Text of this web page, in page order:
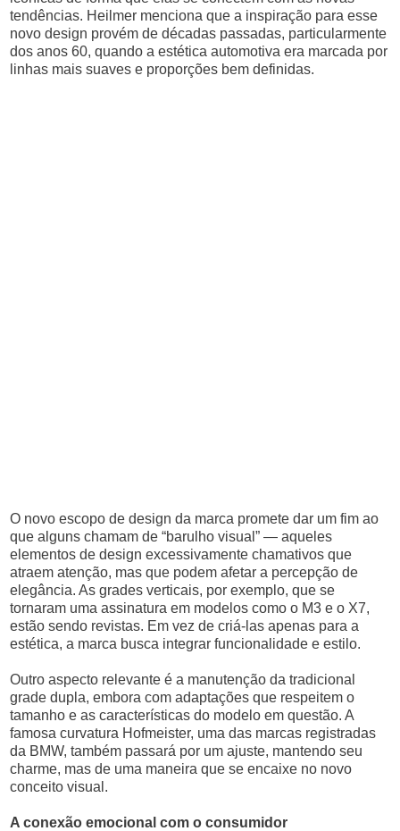
tendências. Heilmer menciona que a inspiração para esse
novo design provém de décadas passadas, particularmente
dos anos 60, quando a estética automotiva era marcada por
linhas mais suaves e proporções bem definidas.
O novo escopo de design da marca promete dar um fim ao
que alguns chamam de “barulho visual” — aqueles
elementos de design excessivamente chamativos que
atraem atenção, mas que podem afetar a percepção de
elegância. As grades verticais, por exemplo, que se
tornaram uma assinatura em modelos como o M3 e o X7,
estão sendo revistas. Em vez de criá-las apenas para a
estética, a marca busca integrar funcionalidade e estilo.
Outro aspecto relevante é a manutenção da tradicional
grade dupla, embora com adaptações que respeitem o
tamanho e as características do modelo em questão. A
famosa curvatura Hofmeister, uma das marcas registradas
da BMW, também passará por um ajuste, mantendo seu
charme, mas de uma maneira que se encaixe no novo
conceito visual.
A conexão emocional com o consumidor